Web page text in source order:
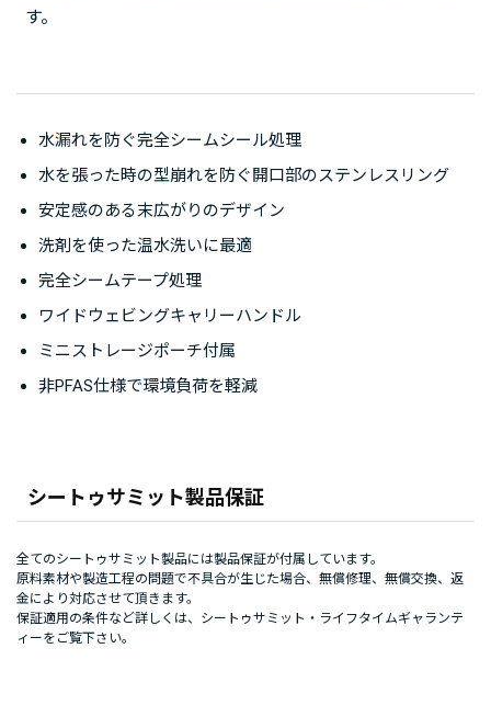
す。
シートゥサミット製品保証
全てのシートゥサミット製品には製品保証が付属しています。
原料素材や製造工程の問題で不具合が生じた場合、無償修理、無償交換、返
金により対応させて頂きます。
保証適用の条件など詳しくは、 シートゥサミット・ライフタイムギャランテ
ィーをご覧下さい。
水漏れを防ぐ完全シームシール処理
水を張った時の型崩れを防ぐ開口部のステンレスリング
安定感のある末広がりのデザイン
洗剤を使った温水洗いに最適
完全シームテープ処理
ワイドウェビングキャリーハンドル
ミニストレージポーチ付属
非PFAS仕様で環境負荷を軽減